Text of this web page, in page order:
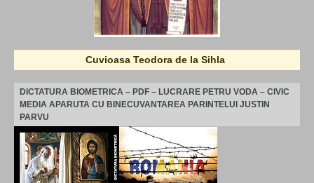
Cuvioasa Teodora de la Sihla
DICTATURA BIOMETRICA – PDF – LUCRARE PETRU VODA – CIVIC
MEDIA APARUTA CU BINECUVANTAREA PARINTELUI JUSTIN
PARVU